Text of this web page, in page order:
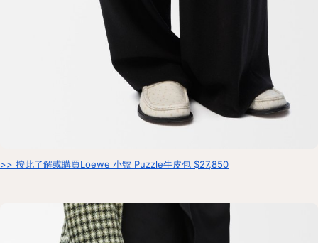
>> 按此了解或購買Loewe 小號 Puzzle牛皮包 $27,850